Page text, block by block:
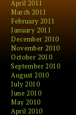
April 2011
March 2011
February 2011
January 2011
December 2010
November 2010
October 2010
September 2010
August 2010
July 2010
June 2010
May 2010
April 2010